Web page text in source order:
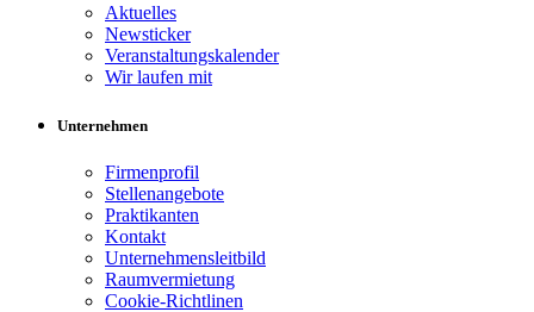
Aktuelles
Newsticker
Veranstaltungskalender
Wir laufen mit
Unternehmen
Firmenprofil
Stellenangebote
Praktikanten
Kontakt
Unternehmensleitbild
Raumvermietung
Cookie-Richtlinen